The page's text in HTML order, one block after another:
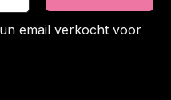
email verkocht voor